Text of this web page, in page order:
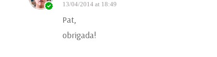
13/04/2014 at 18:49
Pat,
obrigada!